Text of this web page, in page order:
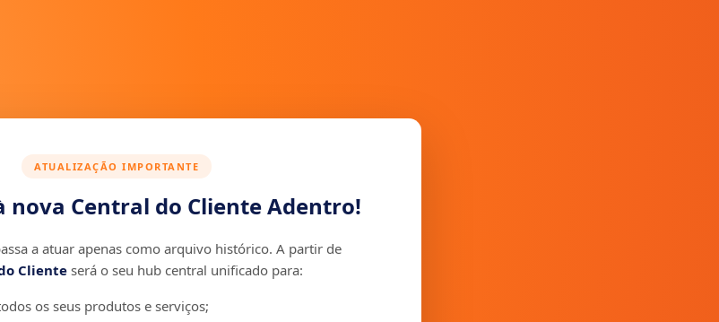
ATUALIZAÇÃO IMPORTANTE
nova Central do Cliente Adentro!
a atuar apenas como arquivo histórico. A partir de
Cliente será o seu hub central unificado para:
os seus produtos e serviços;